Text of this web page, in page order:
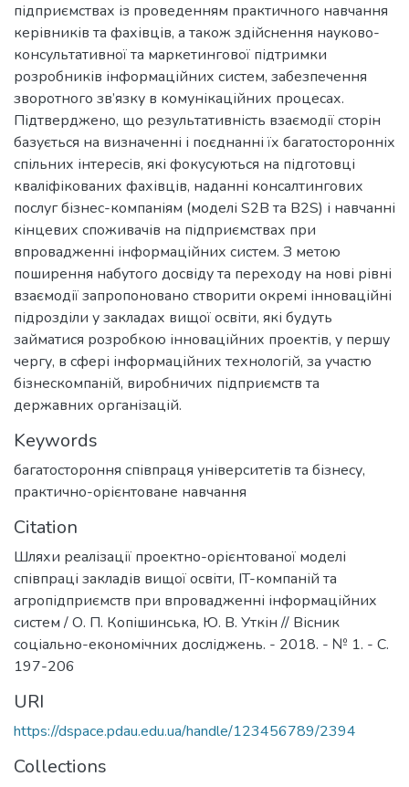
підприємствах із проведенням практичного навчання
керівників та фахівців, а також здійснення науково-
консультативної та маркетингової підтримки
розробників інформаційних систем, забезпечення
зворотного зв’язку в комунікаційних процесах.
Підтверджено, що результативність взаємодії сторін
базується на визначенні і поєднанні їх багатосторонніх
спільних інтересів, які фокусуються на підготовці
кваліфікованих фахівців, наданні консалтингових
послуг бізнес-компаніям (моделі S2B та B2S) і навчанні
кінцевих споживачів на підприємствах при
впровадженні інформаційних систем. З метою
поширення набутого досвіду та переходу на нові рівні
взаємодії запропоновано створити окремі інноваційні
підрозділи у закладах вищої освіти, які будуть
займатися розробкою інноваційних проектів, у першу
чергу, в сфері інформаційних технологій, за участю
бізнескомпаній, виробничих підприємств та
державних організацій.
Keywords
багатостороння співпраця університетів та бізнесу,
практично-орієнтоване навчання
Citation
Шляхи реалізації проектно-орієнтованої моделі
співпраці закладів вищої освіти, IT-компаній та
агропідприємств при впровадженні інформаційних
систем / О. П. Копішинська, Ю. В. Уткін // Вісник
соціально-економічних досліджень. - 2018. - № 1. - С.
197-206
URI
https://dspace.pdau.edu.ua/handle/123456789/2394
Collections